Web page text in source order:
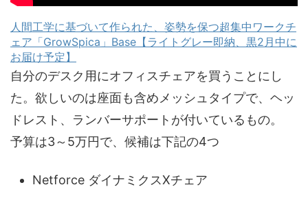
人間工学に基づいて作られた、姿勢を保つ超集中ワークチ
ェア「GrowSpica」Base【ライトグレー即納、黒2月中に
お届け予定】
自分のデスク用にオフィスチェアを買うことにし
た。欲しいのは座面も含めメッシュタイプで、ヘッ
ドレスト、ランバーサポートが付いているもの。
予算は3～5万円で、候補は下記の4つ
Netforce ダイナミクスXチェア